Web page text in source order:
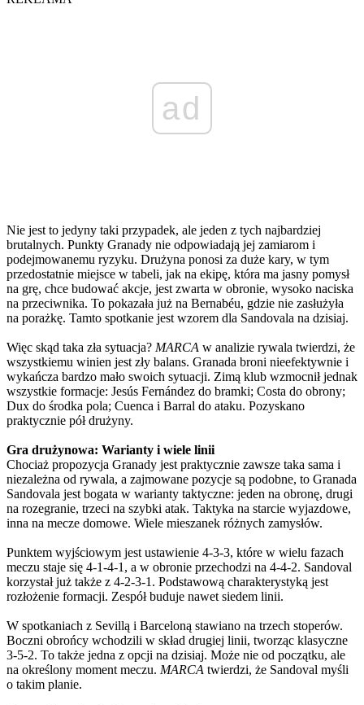
ad
Nie jest to jedyny taki przypadek, ale jeden z tych najbardziej
brutalnych. Punkty Granady nie odpowiadają jej zamiarom i
podejmowanemu ryzyku. Drużyna ponosi za duże kary, w tym
przedostatnie miejsce w tabeli, jak na ekipę, która ma jasny pomysł
na grę, chce budować akcje, jest zwarta w obronie, wysoko naciska
na przeciwnika. To pokazała już na Bernabéu, gdzie nie zasłużyła
na porażkę. Tamto spotkanie jest wzorem dla Sandovala na dzisiaj.
Więc skąd taka zła sytuacja? MARCA w analizie rywala twierdzi, że
wszystkiemu winien jest zły balans. Granada broni nieefektywnie i
wykańcza bardzo mało swoich sytuacji. Zimą klub wzmocnił jednak
wszystkie formacje: Jesús Fernández do bramki; Costa do obrony;
Dux do środka pola; Cuenca i Barral do ataku. Pozyskano
praktycznie pół drużyny.
Gra drużynowa: Warianty i wiele linii
Chociaż propozycja Granady jest praktycznie zawsze taka sama i
niezależna od rywala, a zajmowane pozycje są podobne, to Granada
Sandovala jest bogata w warianty taktyczne: jeden na obronę, drugi
na rozegranie, trzeci na szybki atak. Taktyka na starcie wyjazdowe,
inna na mecze domowe. Wiele mieszanek różnych zamysłów.
Punktem wyjściowym jest ustawienie 4-3-3, które w wielu fazach
meczu staje się 4-1-4-1, a w obronie przechodzi na 4-4-2. Sandoval
korzystał już także z 4-2-3-1. Podstawową charakterystyką jest
rozłożenie formacji. Zespół buduje nawet siedem linii.
W spotkaniach z Sevillą i Barceloną stawiano na trzech stoperów.
Boczni obrońcy wchodzili w skład drugiej linii, tworząc klasyczne
3-5-2. To także jedna z opcji na dzisiaj. Może nie od początku, ale
na określony moment meczu. MARCA twierdzi, że Sandoval myśli
o takim planie.